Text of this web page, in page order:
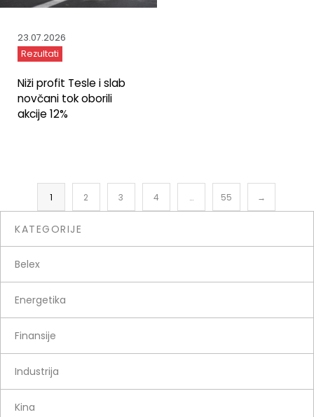
23.07.2026
Rezultati
Niži profit Tesle i slab
novčani tok oborili
akcije 12%
1 2 3 4 … 55 →
KATEGORIJE
Belex
Energetika
Finansije
Industrija
Kina